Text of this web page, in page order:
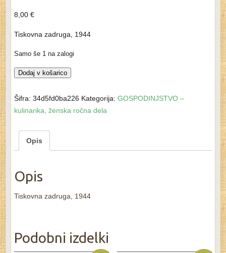
8,00 €
Tiskovna zadruga, 1944
Samo še 1 na zalogi
SHRANJEVANJE
Priročnik
za
in
gospodinjstva
Vladimir
Ličen
količina
Dodaj v košarico
Šifra: 34d5fd0ba226 Kategorija: GOSPODINJSTVO –
kulinarika, ženska ročna dela
Opis
Opis
Tiskovna zadruga, 1944
Podobni izdelki